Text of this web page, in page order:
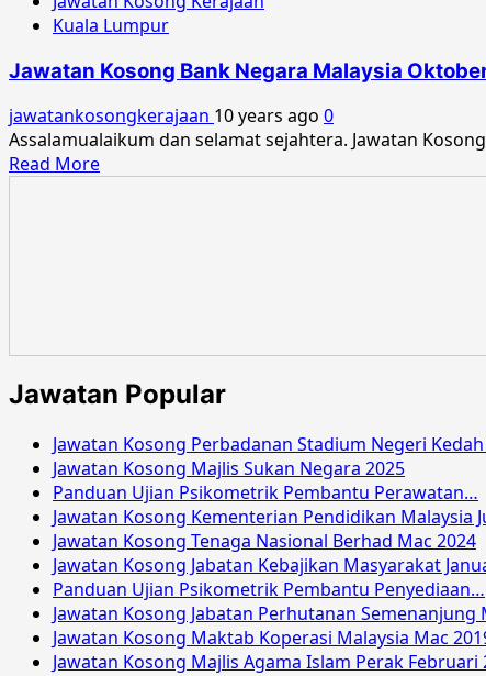
Kuala Lumpur
Jawatan Kosong Bank Negara Malaysia
jawatankosongkerajaan 10 years ago 0
Assalamualaikum dan selamat sejahtera. Jawatan
Read MoreRead
Oktober
2016
Jawatan Popular
Jawatan Kosong Perbadanan Stadium Negeri
Jawatan Kosong Majlis Sukan Negara 2025
Panduan Ujian Psikometrik Pembantu Perawatan…
Jawatan Kosong Kementerian Pendidikan Malaysia
Jawatan Kosong Tenaga Nasional Berhad Mac 2024
Jawatan Kosong Jabatan Kebajikan Masyarakat
Panduan Ujian Psikometrik Pembantu Penyediaan…
Jawatan Kosong Jabatan Perhutanan Semenanjung
Jawatan Kosong Maktab Koperasi Malaysia Mac
Jawatan Kosong Majlis Agama Islam Perak Februari